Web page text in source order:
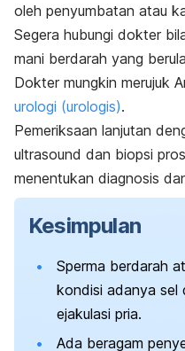
oleh penyumbatan atau
Segera hubungi dokter
mani berdarah yang
Dokter mungkin merujuk
urologi (urologis).
Pemeriksaan lanjutan
ultrasound dan biopsi
menentukan diagnosis
Kesimpulan
Sperma berdarah
kondisi adanya sel
ejakulasi pria.
Ada beragam